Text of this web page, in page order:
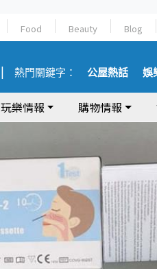
Food Beauty Blog
熱門關鍵字： 公屋熱話 娛
玩樂情報 購物情報